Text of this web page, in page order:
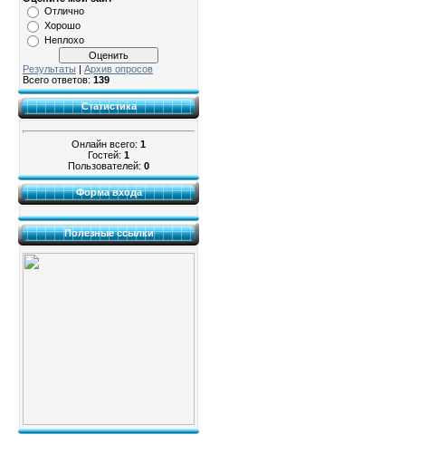
Отлично
Хорошо
Неплохо
Результаты | Архив опросов
Всего ответов: 139
Статистика
Онлайн всего: 1
Гостей: 1
Пользователей: 0
Форма входа
Полезные ссылки